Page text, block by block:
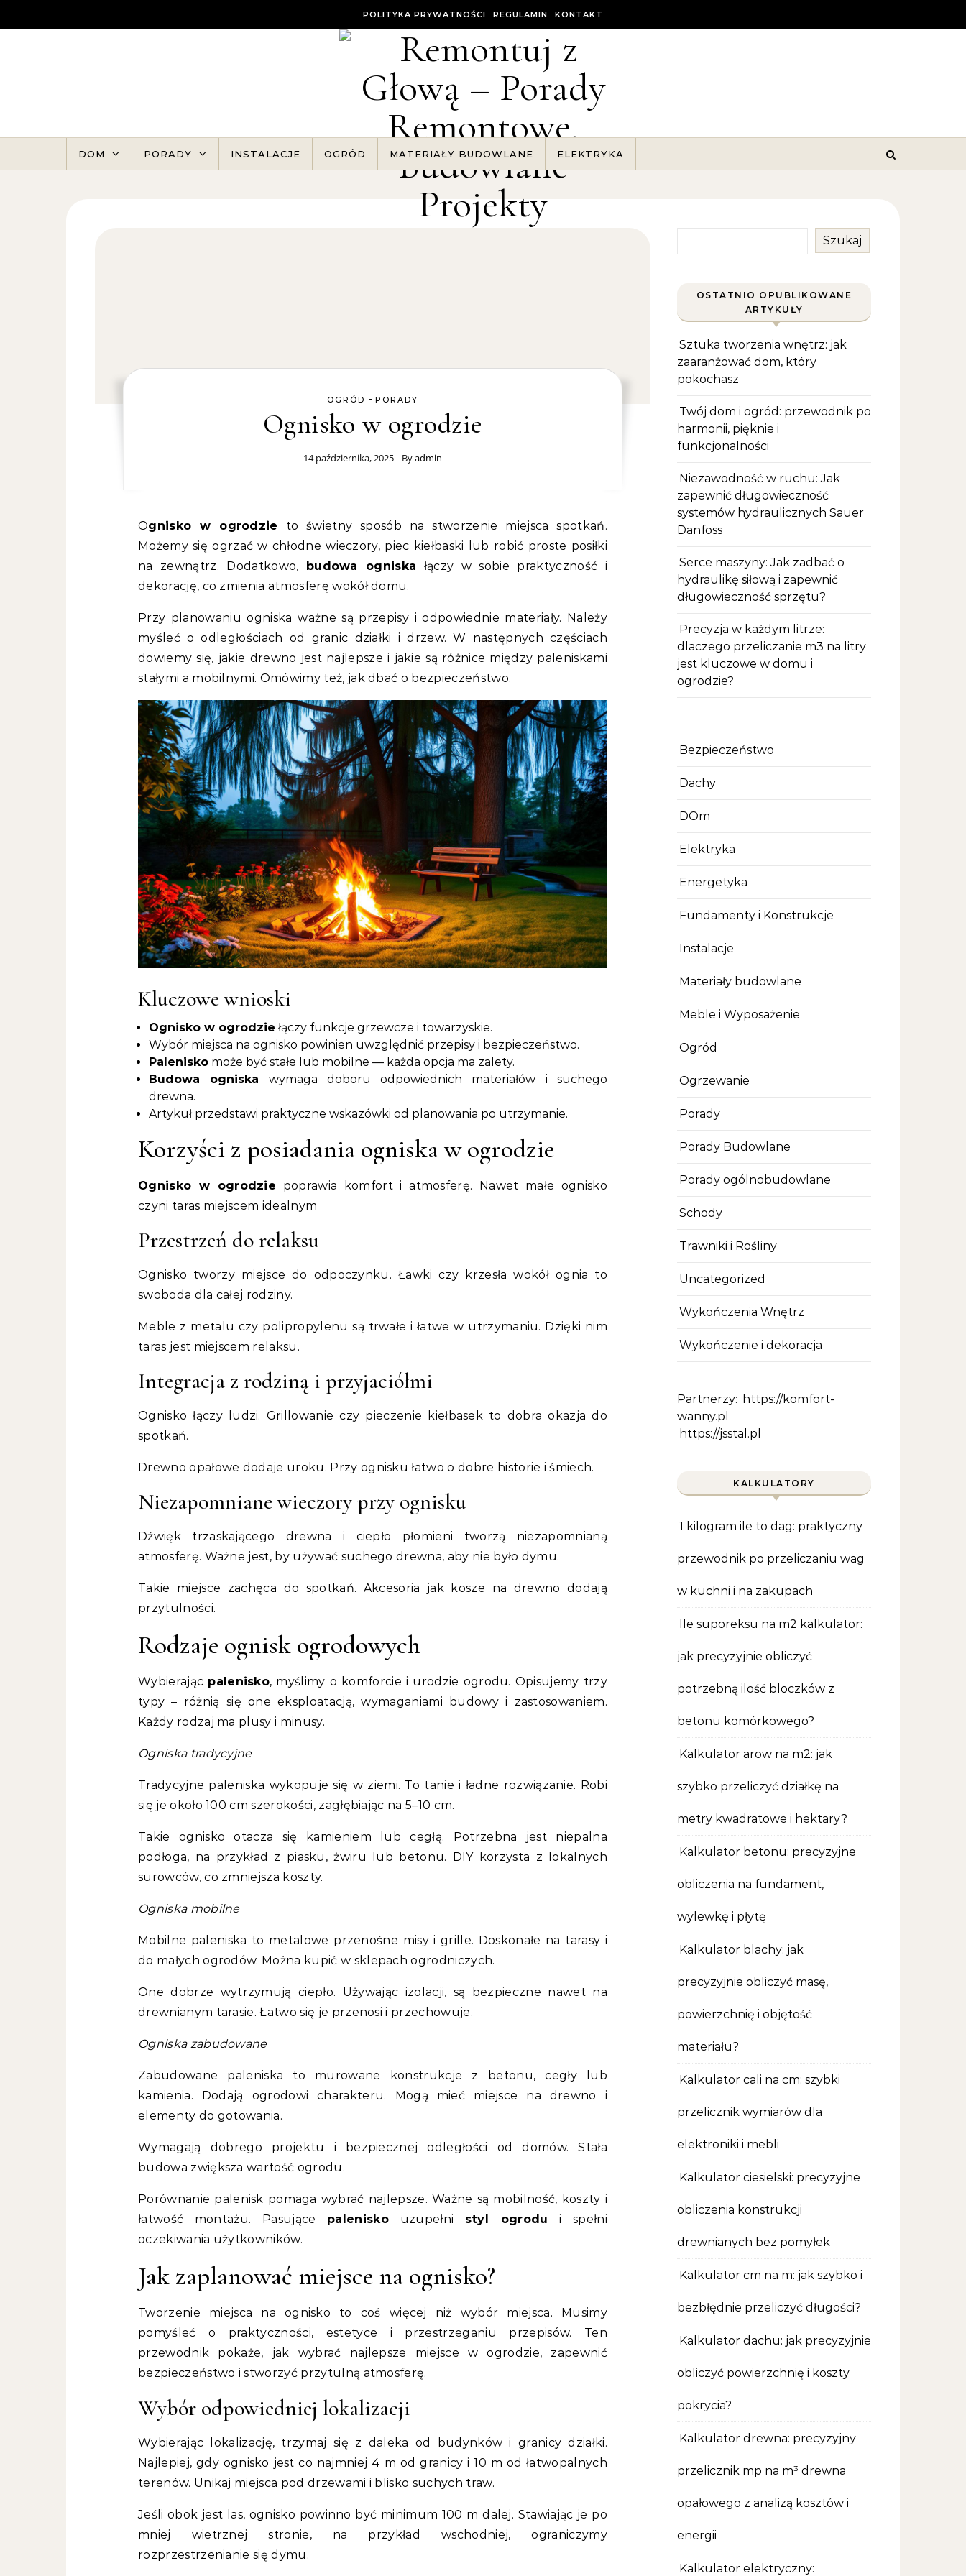
POLITYKA PRYWATNOŚCI REGULAMIN KONTAKT
DOM PORADY INSTALACJE OGRÓD MATERIAŁY BUDOWLANE ELEKTRYKA
OGRÓD - PORADY
Ognisko w ogrodzie
14 października, 2025 - Byadmin
Ognisko w ogrodzie to świetny sposób na stworzenie miejsca spotkań.
Możemy się ogrzać w chłodne wieczory, piec kiełbaski lub robić proste posiłki
na zewnątrz. Dodatkowo, budowa ogniska łączy w sobie praktyczność i
dekorację, co zmienia atmosferę wokół domu.
Przy planowaniu ogniska ważne są przepisy i odpowiednie materiały. Należy
myśleć o odległościach od granic działki i drzew. W następnych częściach
dowiemy się, jakie drewno jest najlepsze i jakie są różnice między paleniskami
stałymi a mobilnymi. Omówimy też, jak dbać o bezpieczeństwo.
Kluczowe wnioski
Ognisko w ogrodzie łączy funkcje grzewcze i towarzyskie.
Wybór miejsca na ognisko powinien uwzględnić przepisy i bezpieczeństwo.
Palenisko może być stałe lub mobilne — każda opcja ma zalety.
Budowa ogniska wymaga doboru odpowiednich materiałów i suchego
drewna.
Artykuł przedstawi praktyczne wskazówki od planowania po utrzymanie.
Korzyści z posiadania ogniska w ogrodzie
Ognisko w ogrodzie poprawia komfort i atmosferę. Nawet małe ognisko
czyni taras miejscem idealnym
Przestrzeń do relaksu
Ognisko tworzy miejsce do odpoczynku. Ławki czy krzesła wokół ognia to
swoboda dla całej rodziny.
Meble z metalu czy polipropylenu są trwałe i łatwe w utrzymaniu. Dzięki nim
taras jest miejscem relaksu.
Integracja z rodziną i przyjaciółmi
Ognisko łączy ludzi. Grillowanie czy pieczenie kiełbasek to dobra okazja do
spotkań.
Drewno opałowe dodaje uroku. Przy ognisku łatwo o dobre historie i śmiech.
Niezapomniane wieczory przy ognisku
Dźwięk trzaskającego drewna i ciepło płomieni tworzą niezapomnianą
atmosferę. Ważne jest, by używać suchego drewna, aby nie było dymu.
Takie miejsce zachęca do spotkań. Akcesoria jak kosze na drewno dodają
przytulności.
Rodzaje ognisk ogrodowych
Wybierając palenisko, myślimy o komforcie i urodzie ogrodu. Opisujemy trzy
typy – różnią się one eksploatacją, wymaganiami budowy i zastosowaniem.
Każdy rodzaj ma plusy i minusy.
Ogniska tradycyjne
Tradycyjne paleniska wykopuje się w ziemi. To tanie i ładne rozwiązanie. Robi
się je około 100 cm szerokości, zagłębiając na 5–10 cm.
Takie ognisko otacza się kamieniem lub cegłą. Potrzebna jest niepalna
podłoga, na przykład z piasku, żwiru lub betonu. DIY korzysta z lokalnych
surowców, co zmniejsza koszty.
Ogniska mobilne
Mobilne paleniska to metalowe przenośne misy i grille. Doskonałe na tarasy i
do małych ogrodów. Można kupić w sklepach ogrodniczych.
One dobrze wytrzymują ciepło. Używając izolacji, są bezpieczne nawet na
drewnianym tarasie. Łatwo się je przenosi i przechowuje.
Ogniska zabudowane
Zabudowane paleniska to murowane konstrukcje z betonu, cegły lub
kamienia. Dodają ogrodowi charakteru. Mogą mieć miejsce na drewno i
elementy do gotowania.
Wymagają dobrego projektu i bezpiecznej odległości od domów. Stała
budowa zwiększa wartość ogrodu.
Porównanie palenisk pomaga wybrać najlepsze. Ważne są mobilność, koszty i
łatwość montażu. Pasujące palenisko uzupełni styl ogrodu i spełni
oczekiwania użytkowników.
Jak zaplanować miejsce na ognisko?
Tworzenie miejsca na ognisko to coś więcej niż wybór miejsca. Musimy
pomyśleć o praktyczności, estetyce i przestrzeganiu przepisów. Ten
przewodnik pokaże, jak wybrać najlepsze miejsce w ogrodzie, zapewnić
bezpieczeństwo i stworzyć przytulną atmosferę.
Wybór odpowiedniej lokalizacji
Wybierając lokalizację, trzymaj się z daleka od budynków i granicy działki.
Najlepiej, gdy ognisko jest co najmniej 4 m od granicy i 10 m od łatwopalnych
terenów. Unikaj miejsca pod drzewami i blisko suchych traw.
Jeśli obok jest las, ognisko powinno być minimum 100 m dalej. Stawiając je po
mniej wietrznej stronie, na przykład wschodniej, ograniczymy
rozprzestrzenianie się dymu.
Szukaj
OSTATNIO OPUBLIKOWANE
ARTYKUŁY
Sztuka tworzenia wnętrz: jak
zaaranżować dom, który
pokochasz
Twój dom i ogród: przewodnik po
harmonii, pięknie i
funkcjonalności
Niezawodność w ruchu: Jak
zapewnić długowieczność
systemów hydraulicznych Sauer
Danfoss
Serce maszyny: Jak zadbać o
hydraulikę siłową i zapewnić
długowieczność sprzętu?
Precyzja w każdym litrze:
dlaczego przeliczanie m3 na litry
jest kluczowe w domu i
ogrodzie?
Bezpieczeństwo
Dachy
DOm
Elektryka
Energetyka
Fundamenty i Konstrukcje
Instalacje
Materiały budowlane
Meble i Wyposażenie
Ogród
Ogrzewanie
Porady
Porady Budowlane
Porady ogólnobudowlane
Schody
Trawniki i Rośliny
Uncategorized
Wykończenia Wnętrz
Wykończenie i dekoracja
Partnerzy: https://komfort-
wanny.pl
https://jsstal.pl
KALKULATORY
1 kilogram ile to dag: praktyczny
przewodnik po przeliczaniu wag
w kuchni i na zakupach
Ile suporeksu na m2 kalkulator:
jak precyzyjnie obliczyć
potrzebną ilość bloczków z
betonu komórkowego?
Kalkulator arow na m2: jak
szybko przeliczyć działkę na
metry kwadratowe i hektary?
Kalkulator betonu: precyzyjne
obliczenia na fundament,
wylewkę i płytę
Kalkulator blachy: jak
precyzyjnie obliczyć masę,
powierzchnię i objętość
materiału?
Kalkulator cali na cm: szybki
przelicznik wymiarów dla
elektroniki i mebli
Kalkulator ciesielski: precyzyjne
obliczenia konstrukcji
drewnianych bez pomyłek
Kalkulator cm na m: jak szybko i
bezbłędnie przeliczyć długości?
Kalkulator dachu: jak precyzyjnie
obliczyć powierzchnię i koszty
pokrycia?
Kalkulator drewna: precyzyjny
przelicznik mp na m³ drewna
opałowego z analizą kosztów i
energii
Kalkulator elektryczny: